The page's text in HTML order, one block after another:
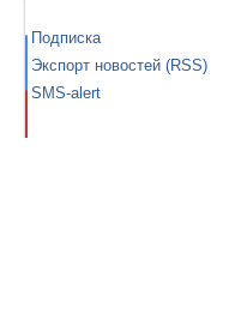
Подписка
Экспорт новостей (RSS)
SMS-alert